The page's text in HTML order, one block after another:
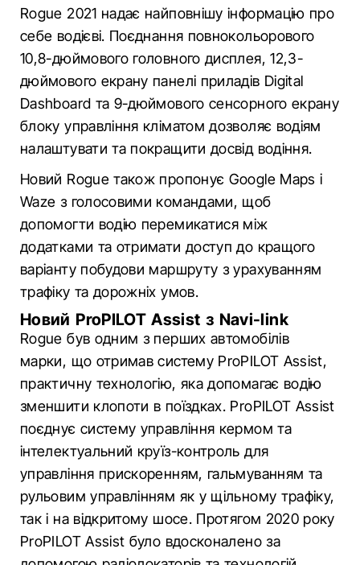
Rogue 2021 надає найповнішу інформацію про
себе водієві. Поєднання повнокольорового
10,8-дюймового головного дисплея, 12,3-
дюймового екрану панелі приладів Digital
Dashboard та 9-дюймового сенсорного екрану
блоку управління кліматом дозволяє водіям
налаштувати та покращити досвід водіння.
Новий Rogue також пропонує Google Maps і
Waze з голосовими командами, щоб
допомогти водію перемикатися між
додатками та отримати доступ до кращого
варіанту побудови маршруту з урахуванням
трафіку та дорожніх умов.
Новий ProPILOT Assist з Navi-link
Rogue був одним з перших автомобілів
марки, що отримав систему ProPILOT Assist,
практичну технологію, яка допомагає водію
зменшити клопоти в поїздках. ProPILOT Assist
поєднує систему управління кермом та
інтелектуальний круїз-контроль для
управління прискоренням, гальмуванням та
рульовим управлінням як у щільному трафіку,
так і на відкритому шосе. Протягом 2020 року
ProPILOT Assist було вдосконалено за